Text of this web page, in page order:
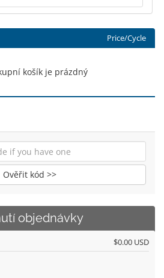
Price/Cycle
košík je prázdný
Ověřit kód >>
objednávky
$0.00 USD